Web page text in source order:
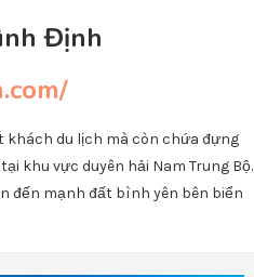
Định
khách du lịch mà còn chứa đựng
khu vực duyên hải Nam Trung Bộ.
đến mạnh đất bình yên bên biển